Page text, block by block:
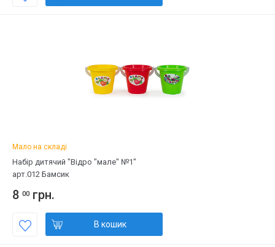
Мало на складі
Набір дитячий "Відро "мале" №1"
арт.012 Бамсик
8 00 грн.
В кошик